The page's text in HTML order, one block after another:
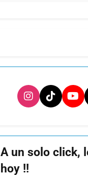
A un solo click,
hoy !!